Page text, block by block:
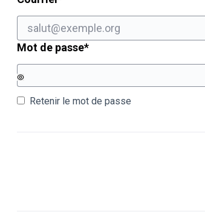
Mot de passe*Champ obligatoire
Retenir le mot de passe